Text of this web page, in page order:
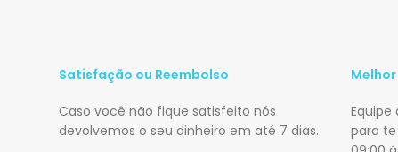
Satisfação ou Reembolso
Caso você não fique satisfeito nós
devolvemos o seu dinheiro em até 7 dias.
para